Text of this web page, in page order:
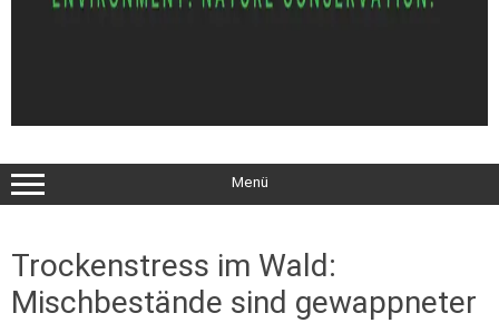
Menü
Trockenstress im Wald:
Mischbestände sind gewappneter